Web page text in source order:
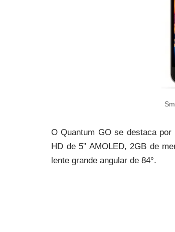
O Quantum GO se destaca
HD de 5” AMOLED, 2GB de
lente grande angular de 84°.